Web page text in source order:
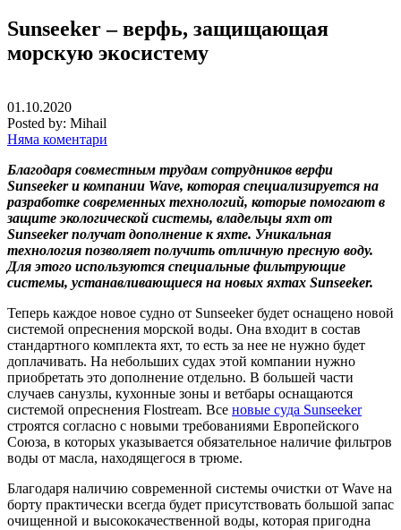
Sunseeker – верфь, защищающая
морскую экосистему
01.10.2020
Posted by: Mihail
Няма коментари
Благодаря совместным трудам сотрудников верфи
Sunseeker и компании Wave, которая специализируется на
разработке современных технологий, которые помогают в
защите экологической системы, владельцы яхт от
Sunseeker получат дополнение к яхте. Уникальная
технология позволяет получить отличную пресную воду.
Для этого используются специальные фильтрующие
системы, устанавливающиеся на новых яхтах Sunseeker.
Теперь каждое новое судно от Sunseeker будет оснащено новой
системой опреснения морской воды. Она входит в состав
стандартного комплекта яхт, то есть за нее не нужно будет
доплачивать. На небольших судах этой компании нужно
приобретать это дополнение отдельно. В большей части
случаев санузлы, кухонные зоны и ветбары оснащаются
системой опреснения Flostream. Все новые суда Sunseeker
строятся согласно с новыми требованиями Европейского
Союза, в которых указывается обязательное наличие фильтров
воды от масла, находящегося в трюме.
Благодаря наличию современной системы очистки от Wave на
борту практически всегда будет присутствовать большой запас
очищенной и высококачественной воды, которая пригодна